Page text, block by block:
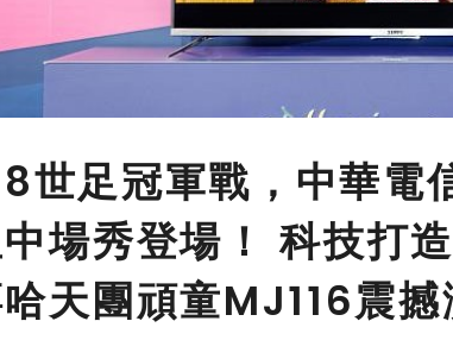
世足冠軍戰，中華
場秀登場！ 科技打
天團頑童MJ116震撼